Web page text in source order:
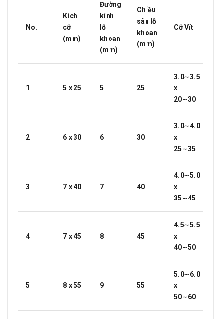
No.
Kích
cỡ
(mm)
Đường
kính
lỗ
khoan
(mm)
Chiều
sâu lỗ
khoan
(mm)
Cỡ Vít
1 5 x 25 5 25
3.0∼3.5
x
20∼30
2 6 x 30 6 30
3.0∼4.0
x
25∼35
3 7 x 40 7 40
4.0∼5.0
x
35∼45
4 7 x 45 8 45
4.5∼5.5
x
40∼50
5 8 x 55 9 55
5.0∼6.0
x
50∼60